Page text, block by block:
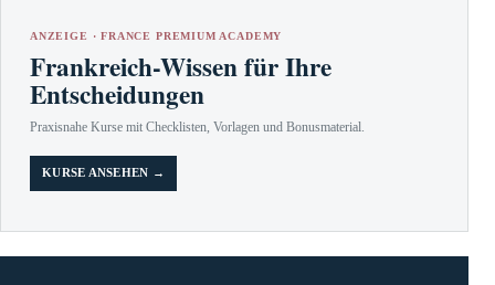
ANZEIGE · FRANCE PREMIUM ACADEMY
Frankreich-Wissen für Ihre
Entscheidungen
Praxisnahe Kurse mit Checklisten, Vorlagen und Bonusmaterial.
KURSE ANSEHEN →